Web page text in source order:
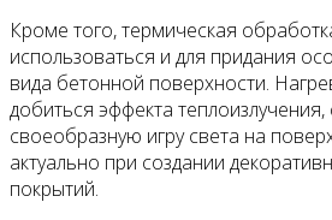
Кроме того, термическая
использоваться и для придания
вида бетонной поверхности.
добиться эффекта теплоизлучения,
своеобразную игру света на
актуально при создании
покрытий.